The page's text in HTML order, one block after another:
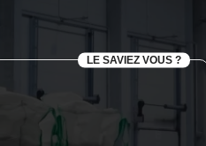
LE SAVIEZ VOUS ?